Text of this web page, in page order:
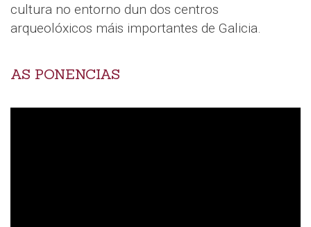
cultura no entorno dun dos centros
arqueolóxicos máis importantes de Galicia.
AS PONENCIAS